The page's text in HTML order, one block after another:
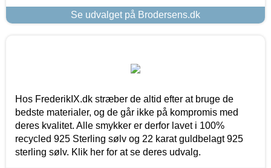
Se udvalget på Brodersens.dk
Hos FrederikIX.dk stræber de altid efter at bruge de
bedste materialer, og de går ikke på kompromis med
deres kvalitet. Alle smykker er derfor lavet i 100%
recycled 925 Sterling sølv og 22 karat guldbelagt 925
sterling sølv. Klik her for at se deres udvalg.